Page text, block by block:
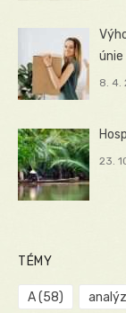
únie
8. 4.
23.
TÉMY
A(58)